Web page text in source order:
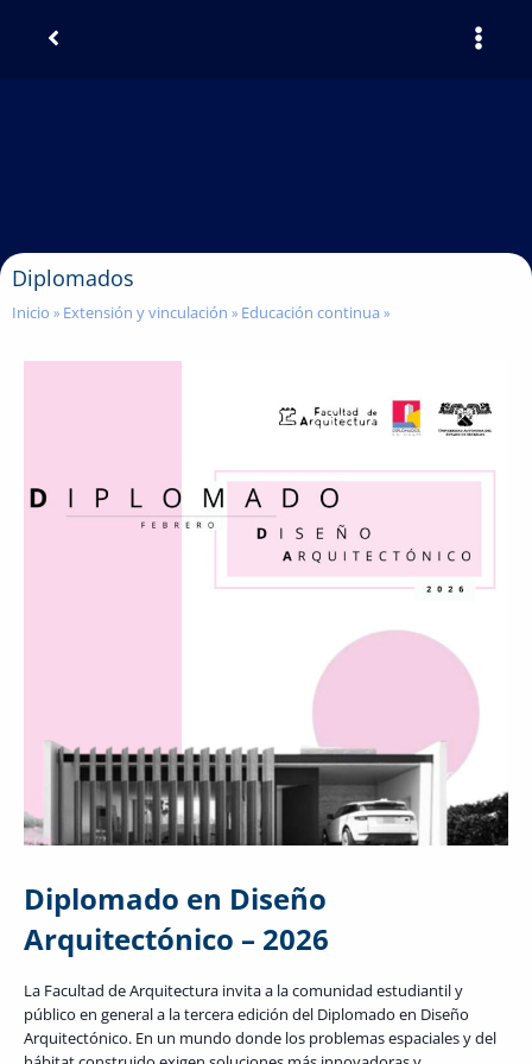
Diplomados
Inicio » Extensión y vinculación » Educación continua »
Diplomado en Diseño
Arquitectónico – 2026
La Facultad de Arquitectura invita a la comunidad estudiantil y
público en general a la tercera edición del Diplomado en Diseño
Arquitectónico. En un mundo donde los problemas espaciales y del